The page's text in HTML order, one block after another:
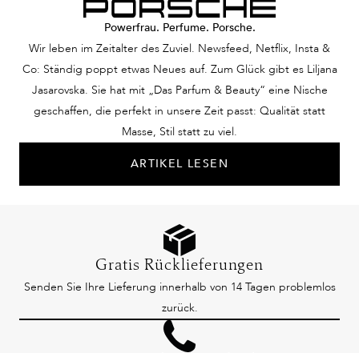
Powerfrau. Perfume. Porsche.
Wir leben im Zeitalter des Zuviel. Newsfeed, Netflix, Insta &
Co: Ständig poppt etwas Neues auf. Zum Glück gibt es Liljana
Jasarovska. Sie hat mit „Das Parfum & Beauty“ eine Nische
geschaffen, die perfekt in unsere Zeit passt: Qualität statt
Masse, Stil statt zu viel.
ARTIKEL LESEN
Gratis Rücklieferungen
Senden Sie Ihre Lieferung innerhalb von 14 Tagen problemlos
zurück.